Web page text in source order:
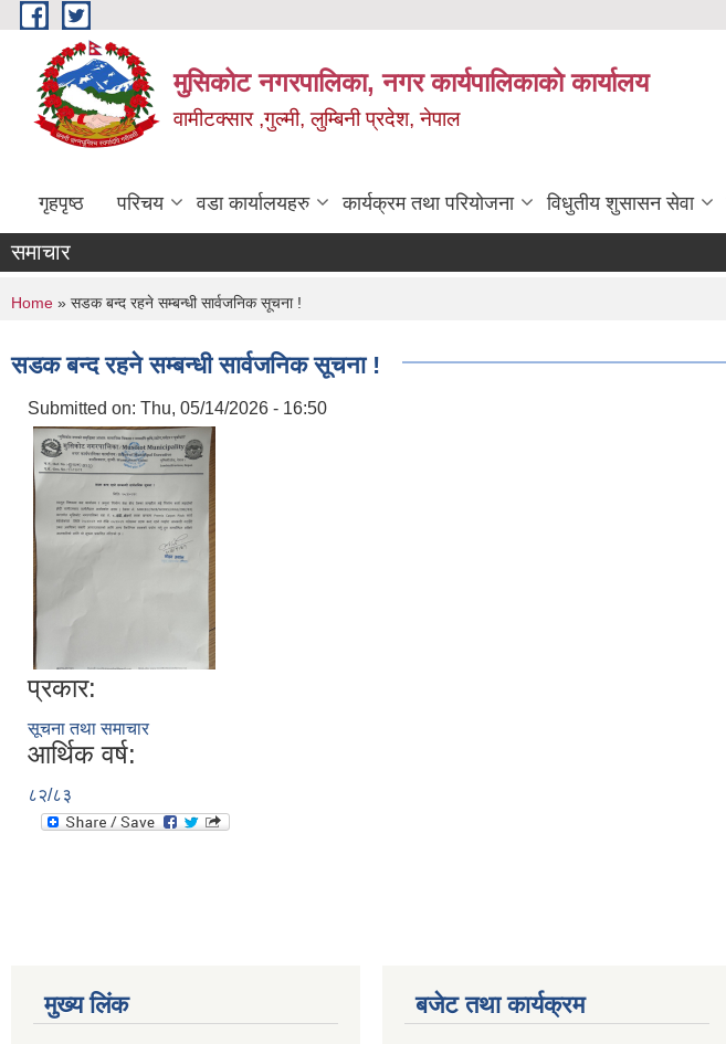
Skip to main content
मुसिकोट नगरपालिका, नगर कार्यपालिकाकाे कार्यालय
वामीटक्सार ,गुल्मी, लुम्बिनी प्रदेश, नेपाल
गृहपृष्ठ परिचय वडा कार्यालयहरु कार्यक्रम तथा परियोजना विधुतीय शुसासन सेवा
समाचार
You are here
Home » सडक बन्द रहने सम्बन्धी सार्वजनिक सूचना !
सडक बन्द रहने सम्बन्धी सार्वजनिक सूचना !
Submitted on: Thu, 05/14/2026 - 16:50
प्रकार:
सूचना तथा समाचार
आर्थिक वर्ष:
८२/८३
मुख्य लिंक बजेट तथा कार्यक्रम